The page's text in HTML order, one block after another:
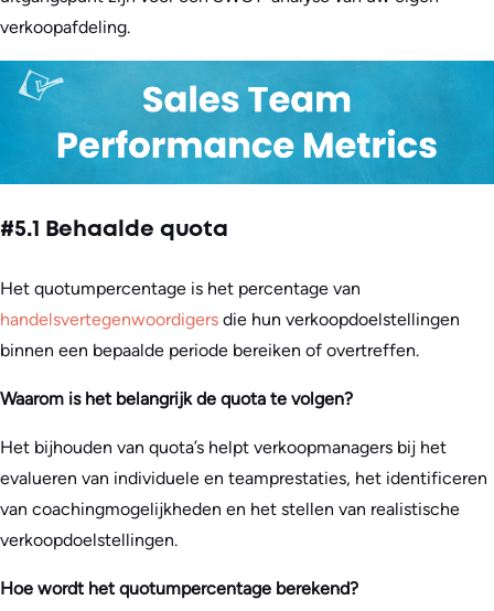
verkoopafdeling.
#5.1 Behaalde quota
Het quotumpercentage is het percentage van
handelsvertegenwoordigers die hun verkoopdoelstellingen
binnen een bepaalde periode bereiken of overtreffen.
Waarom is het belangrijk de quota te volgen?
Het bijhouden van quota’s helpt verkoopmanagers bij het
evalueren van individuele en teamprestaties, het identificeren
van coachingmogelijkheden en het stellen van realistische
verkoopdoelstellingen.
Hoe wordt het quotumpercentage berekend?